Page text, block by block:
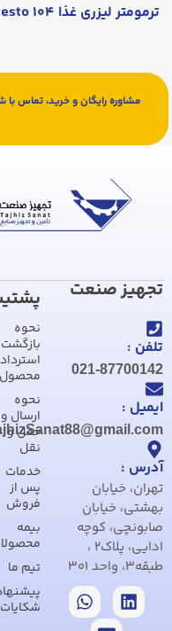
ترمومتر لیزری غذا testo ۱۰۴
مشاوره رایگان و خرید، تماس با
تجهیز صنعت
تلفن :
021-87700142
ایمیل :
آدرس :
تهران، خیابان
بهشتی، خیابان
صابونچی، کوچه
ادایی، پلاک2 ،
طبقه3، واحد 301
نحوه
استرداد
محصول
نحوه
ارسال و
حمل و
نقل
خدمات
پس از
فروش
بیمه
تیم ما
شکایات